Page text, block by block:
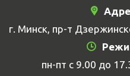
г. Минск, пр-т
пн-пт с 9.00 до